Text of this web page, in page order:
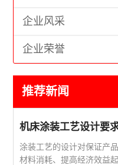
企业风采
企业荣誉
推荐新闻
机床涂装工艺设计要
涂装工艺的设计对保证产
材料消耗、提高经济效益